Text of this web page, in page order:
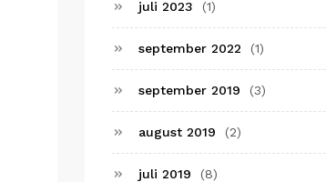
juli 2023 (1)
september 2022 (1)
september 2019 (3)
august 2019 (2)
juli 2019 (8)